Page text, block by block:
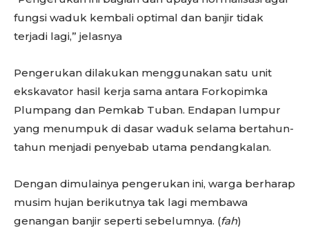
fungsi waduk kembali optimal dan banjir tidak
terjadi lagi,” jelasnya
Pengerukan dilakukan menggunakan satu unit
ekskavator hasil kerja sama antara Forkopimka
Plumpang dan Pemkab Tuban. Endapan lumpur
yang menumpuk di dasar waduk selama bertahun-
tahun menjadi penyebab utama pendangkalan.
Dengan dimulainya pengerukan ini, warga berharap
musim hujan berikutnya tak lagi membawa
genangan banjir seperti sebelumnya. (fah)